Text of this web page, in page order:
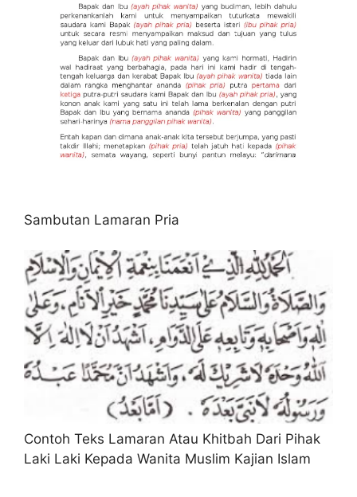
Sambutan Lamaran Pria
Contoh Teks Lamaran Atau Khitbah Dari Pihak
Laki Laki Kepada Wanita Muslim Kajian Islam